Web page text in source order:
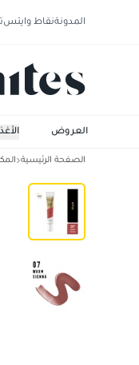
المدونةنقاط وايتس
العروض
الصفحة الرئيسية